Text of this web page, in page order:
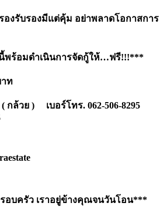
งรับรองมีแต่คุ้ม อย่าพลาดโอกาสการ
พร้อมดำเนินการจัดกู้ให้…ฟรี!!!***
ท
กล้วย ) เบอร์โทร. 062-506-8295
อบครัว เราอยู่ข้างคุณจนวันโอน***